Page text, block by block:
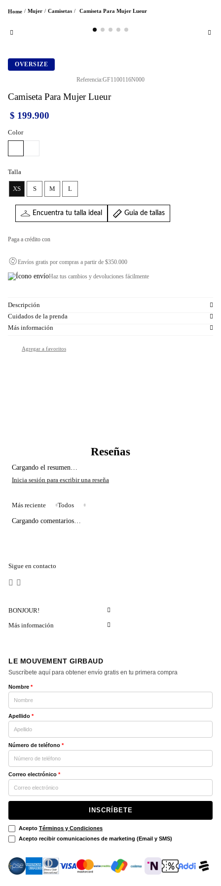
Mujer Camisetas Camiseta Para Mujer Lueur
OVERSIZE
Referencia:GF1100116N000
Camiseta Para Mujer Lueur
$ 199.900
Color
Talla
XS S M L
Encuentra tu talla ideal Guia de tallas
Paga a crédito con
Envíos gratis por compras a partir de $350.000
Haz tus cambios y devoluciones fácilmente
Descripción
Cuidados de la prenda
Más información
Cargando el resumen…
Más reciente Todos
Cargando comentarios…
Sigue en contacto
BONJOUR!
Más información
LE MOUVEMENT GIRBAUD
Suscríbete aquí para obtener envío gratis en tu primera compra
Nombre *
Apellido *
Número de teléfono *
Correo electrónico *
INSCRÍBETE
Acepto Términos y Condiciones
Acepto recibir comunicaciones de marketing (Email y SMS)